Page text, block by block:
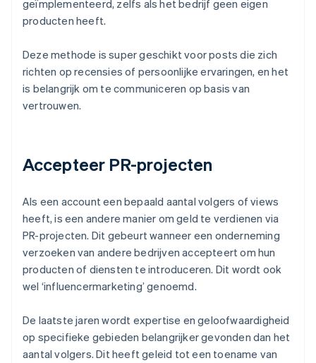
geïmplementeerd, zelfs als het bedrijf geen eigen
producten heeft.
Deze methode is super geschikt voor posts die zich
richten op recensies of persoonlijke ervaringen, en het
is belangrijk om te communiceren op basis van
vertrouwen.
Accepteer PR-projecten
Als een account een bepaald aantal volgers of views
heeft, is een andere manier om geld te verdienen via
PR-projecten. Dit gebeurt wanneer een onderneming
verzoeken van andere bedrijven accepteert om hun
producten of diensten te introduceren. Dit wordt ook
wel ‘influencermarketing’ genoemd.
De laatste jaren wordt expertise en geloofwaardigheid
op specifieke gebieden belangrijker gevonden dan het
aantal volgers. Dit heeft geleid tot een toename van